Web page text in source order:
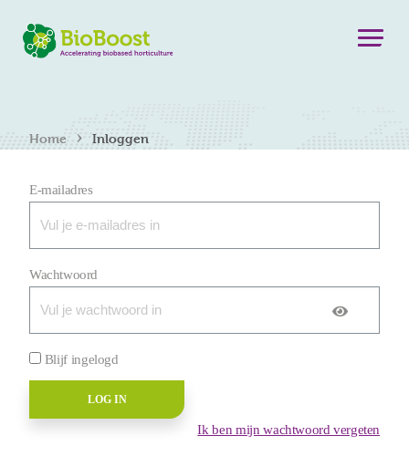
Home › Inloggen
E-mailadres
Wachtwoord
Blijf ingelogd
LOG IN
Ik ben mijn wachtwoord vergeten